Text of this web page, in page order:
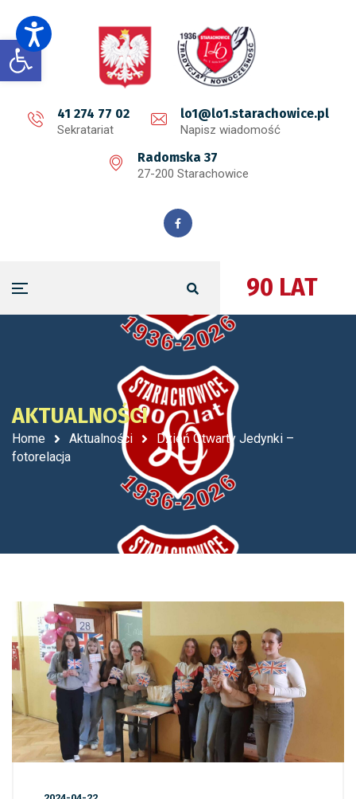
Open toolbar
41 274 77 02
Sekratariat
lo1@lo1.starachowice.pl
Napisz wiadomość
Radomska 37
27-200 Starachowice
90 LAT
AKTUALNOŚCI
Home Aktualności
Dzień Otwarty Jedynki –
fotorelacja